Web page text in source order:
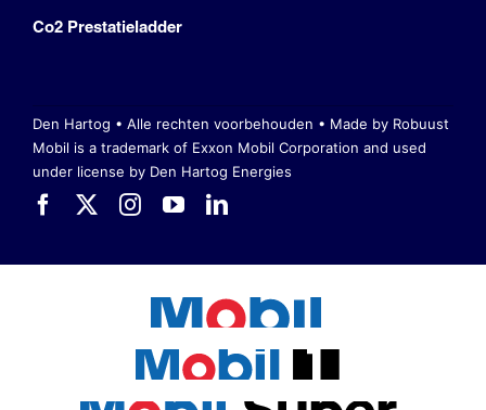
Co2 Prestatieladder
Den Hartog • Alle rechten voorbehouden • Made by Robuust
Mobil is a trademark of Exxon Mobil Corporation and used
under license by Den Hartog Energies